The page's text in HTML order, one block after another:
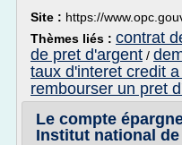
Site : https://
Thèmes liés : contrat
de pret d'argent /
taux d'interet credit
rembourser un pret
Le compte
Institut national de